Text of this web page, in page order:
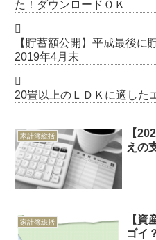
た！ダウンロードＯＫ
【貯蓄額公開】平成最後に
2019年4月末
20畳以上のＬＤＫに適した
家計簿総括
【
えの
家計簿総括
【資
ゴイ